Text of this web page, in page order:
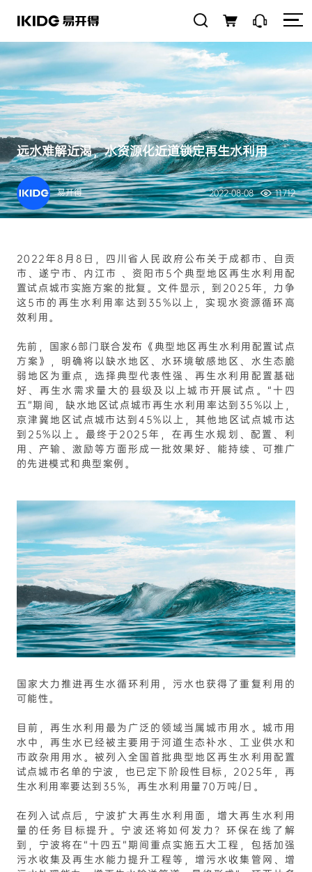
远水难解近渴，水资源化近道锁定再生水利用
易开得 2022-08-08 11712
2022年8月8日，四川省人民政府公布关于成都市、自贡
市、遂宁市、内江市 、资阳市5个典型地区再生水利用配
置试点城市实施方案的批复。文件显示，到2025年，力争
这5市的再生水利用率达到35%以上，实现水资源循环高
效利用。
先前，国家6部门联合发布《典型地区再生水利用配置试点
方案》，明确将以缺水地区、水环境敏感地区、水生态脆
弱地区为重点，选择典型代表性强、再生水利用配置基础
好、再生水需求量大的县级及以上城市开展试点。“十四
五”期间，缺水地区试点城市再生水利用率达到35%以上，
京津冀地区试点城市达到45%以上，其他地区试点城市达
到25%以上。最终于2025年，在再生水规划、配置、利
用、产输、激励等方面形成一批效果好、能持续、可推广
的先进模式和典型案例。
国家大力推进再生水循环利用，污水也获得了重复利用的
可能性。
目前，再生水利用最为广泛的领域当属城市用水。城市用
水中，再生水已经被主要用于河道生态补水、工业供水和
市政杂用用水。被列入全国首批典型地区再生水利用配置
试点城市名单的宁波，也已定下阶段性目标，2025年，再
生水利用率要达到35%，再生水利用量70万吨/日。
在列入试点后，宁波扩大再生水利用面，增大再生水利用
量的任务目标提升。宁波还将如何发力？环保在线了解
到，宁波将在“十四五”期间重点实施五大工程，包括加强
污水收集及再生水能力提升工程等，增污水收集管网、增